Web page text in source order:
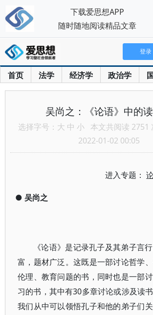
首页 法学 经济学 政治学
登录
吴尚之：《论语》中的
选择字号： 大 中 小 本文共阅读 2751
2022-01-02 00:05
进入专题：
● 吴尚之
《论语》是记录孔子及其弟子言
富，题材广泛。这既是一部讨论哲学、
伦理、教育问题的书，同时也是一部
习的书，其中有30多章讨论或涉及读书
我们从中可以领悟孔子和他的弟子们
下载爱思想APP
随时随地阅读精品文章